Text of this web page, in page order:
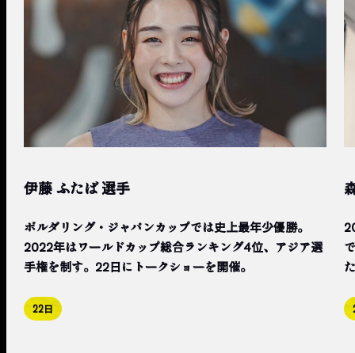
伊藤 ふたば 選手
ボルダリング・ジャパンカップでは史上最年少優勝。
2022年はワールドカップ総合ランキング4位、アジア選
手権を制す。22日にトークショーを開催。
22日